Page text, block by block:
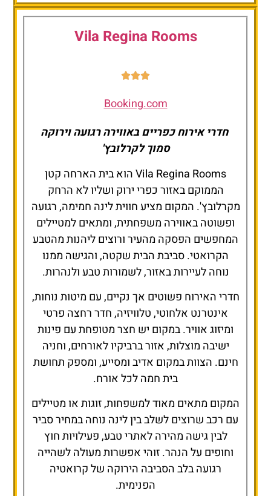
Vila Regina Rooms
Booking.com
חדרי אירוח כפריים באווירה רגועה וירוקה
סמוך לקרלובץ'
Vila Regina Rooms הוא בית הארחה קטן
הממוקם באזור כפרי ירוק ושליו לא הרחק
מקרלובץ'. המקום מציע חווית לינה חמימה, רגועה
ופשוטה באווירה משפחתית, ומתאים למטיילים
המחפשים הפסקה מהעיר ורוצים ליהנות מהטבע
הקרואטי. סביבת הבית שקטה, והגישה ממנו
נוחה לעיירות באזור, לשמורות טבע ולנהרות.
חדרי האירוח פשוטים אך נקיים, עם מיטות נוחות,
אינטרנט אלחוטי, טלוויזיה, חדר רחצה פרטי
ומיזוג אוויר. במקום יש חצר מטופחת עם פינות
ישיבה מוצלות, אזור ברביקיו לאורחים, וחניה
חינם. הצוות במקום אדיב ומסייע, ומספק תחושת
בית חמה לכל אורח.
המקום מתאים מאוד למשפחות, זוגות או מטיילים
עם רכב שרוצים לשלב בין לינה נוחה במחיר סביר
לבין גישה מהירה לאתרי טבע, פעילויות חוץ
וחופים על הנהר. זוהי אפשרות מעולה לשהייה
רגועה בלב הסביבה הירוקה של קרואטיה
הפנימית.